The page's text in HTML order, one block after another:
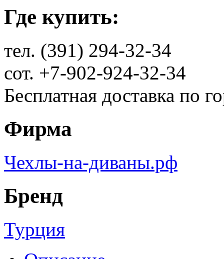
Где купить:
тел. (391) 294-32-34
сот. +7-902-924-32-34
Бесплатная доставка по
Фирма
Чехлы-на-диваны.рф
Бренд
Турция